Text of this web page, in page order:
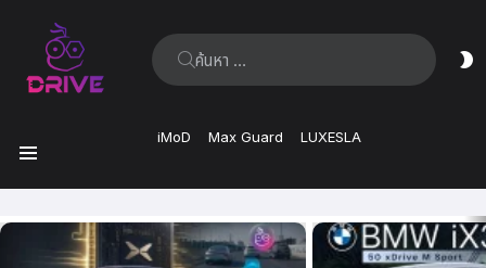
ค้นหา:
iMoD Max Guard LUXESLA